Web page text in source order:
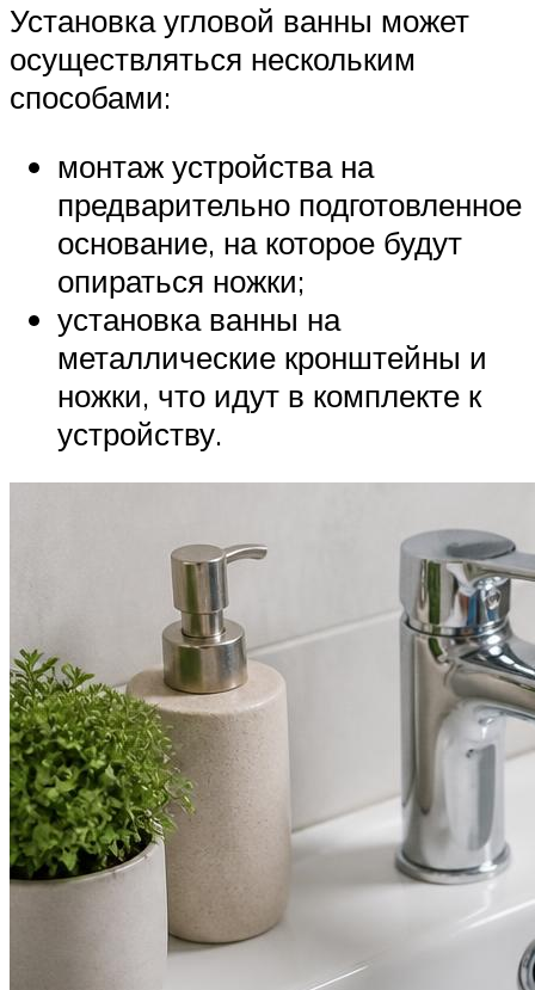
Установка угловой ванны может
осуществляться нескольким
способами:
монтаж устройства на
предварительно подготовленное
основание, на которое будут
опираться ножки;
установка ванны на
металлические кронштейны и
ножки, что идут в комплекте к
устройству.